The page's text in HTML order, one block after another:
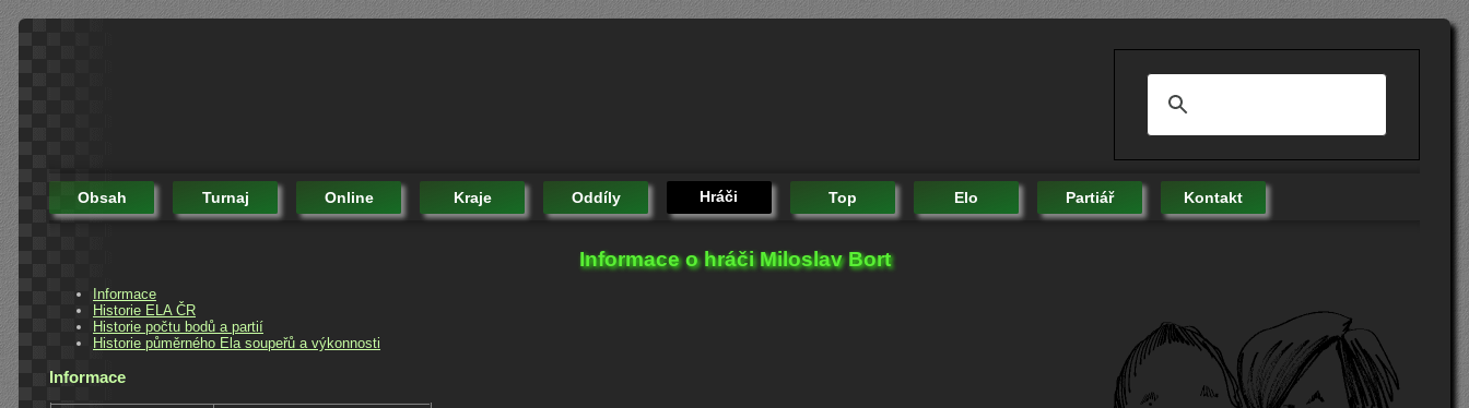
Obsah Turnaj Online Kraje Oddíly Hráči Top Elo Partiář Kontakt
Informace o hráči Miloslav Bort
Informace
Historie ELA ČR
Historie počtu bodů a partií
Historie půměrného Ela soupeřů a výkonnosti
Informace